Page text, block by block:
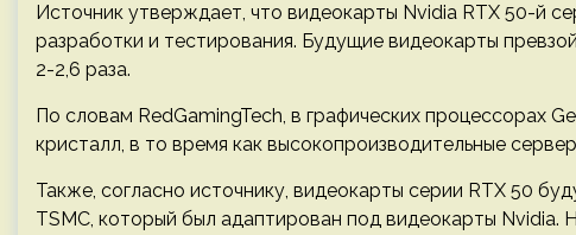
Источник утверждает, что видеокарты Nvidia RTX 50-й
разработки и тестирования. Будущие видеокарты
2-2,6 раза.
По словам RedGamingTech, в графических процессорах
кристалл, в то время как высокопроизводительные
Также, согласно источнику, видеокарты серии RTX 50
TSMC, который был адаптирован под видеокарты Nvidia.